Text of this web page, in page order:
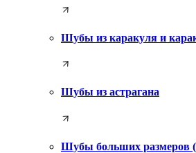
Шубы из каракуля и
Шубы из астрагана
Шубы больших размеров